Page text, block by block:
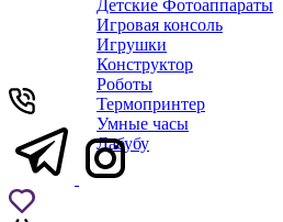
Детские Фотоаппараты
Игровая консоль
Игрушки
Конструктор
Роботы
Термопринтер
Умные часы
Лабубу